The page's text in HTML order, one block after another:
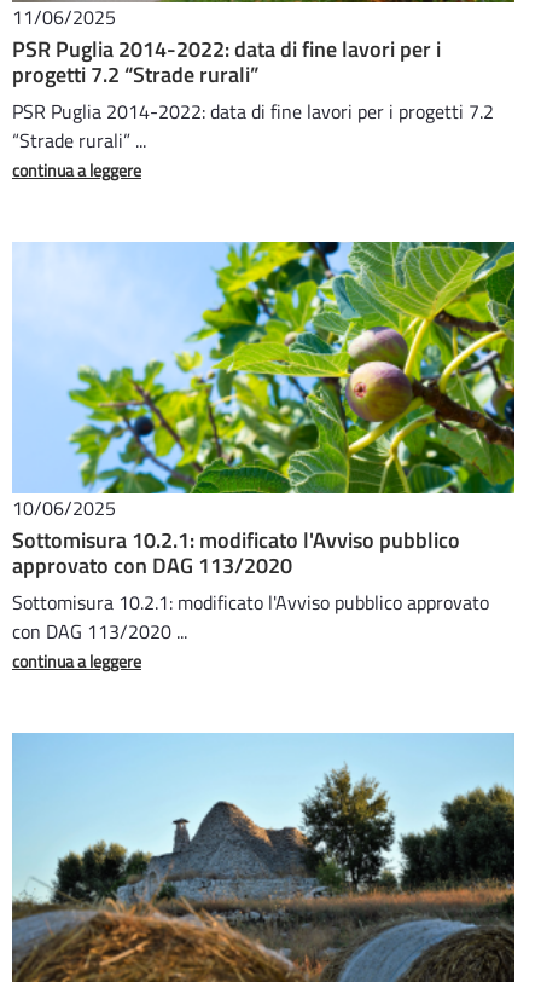
11/06/2025
PSR Puglia 2014-2022: data di fine lavori per i
progetti 7.2 “Strade rurali”
PSR Puglia 2014-2022: data di fine lavori per i progetti 7.2
“Strade rurali” ...
continua a leggere
10/06/2025
Sottomisura 10.2.1: modificato l'Avviso pubblico
approvato con DAG 113/2020
Sottomisura 10.2.1: modificato l'Avviso pubblico approvato
con DAG 113/2020 ...
continua a leggere